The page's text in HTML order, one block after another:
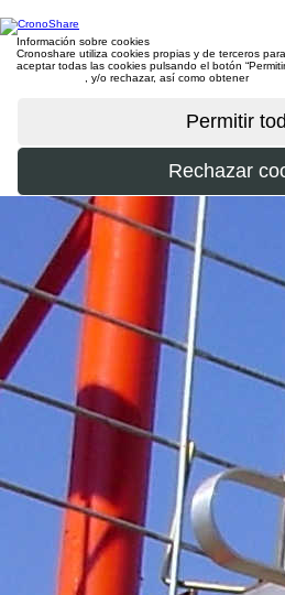
Información sobre cookies
Cronoshare utiliza cookies propias y de terceros
aceptar todas las cookies pulsando el botón
, y/o rechazar, así como obtener